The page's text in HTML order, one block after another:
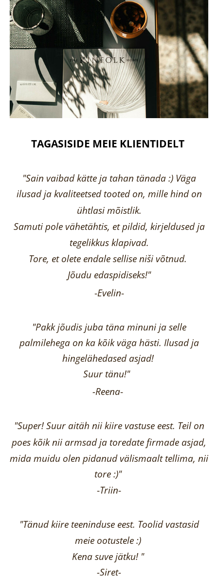
TAGASISIDE MEIE KLIENTIDELT
"Sain vaibad kätte ja tahan tänada :) Väga
ilusad ja kvaliteetsed tooted on, mille hind on
ühtlasi mõistlik.
Samuti pole vähetähtis, et pildid, kirjeldused ja
tegelikkus klapivad.
Tore, et olete endale sellise niši võtnud.
Jõudu edaspidiseks!"
-Evelin-
"Pakk jõudis juba täna minuni ja selle
palmilehega on ka kõik väga hästi. Ilusad ja
hingelähedased asjad!
Suur tänu!"
-Reena-
"Super! Suur aitäh nii kiire vastuse eest. Teil on
poes kõik nii armsad ja toredate firmade asjad,
mida muidu olen pidanud välismaalt tellima, nii
tore :)"
-Triin-
"Tänud kiire teeninduse eest. Toolid vastasid
meie ootustele :)
Kena suve jätku! "
-Siret-